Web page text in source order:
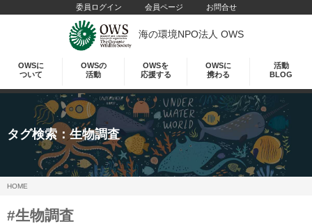
委員ログイン 会員ページ お問合せ
海の環境NPO法人 OWS
OWSに
ついて
OWSの
活動
OWSを
応援する
OWSに
携わる
活動
BLOG
タグ検索：生物調査
HOME
#生物調査